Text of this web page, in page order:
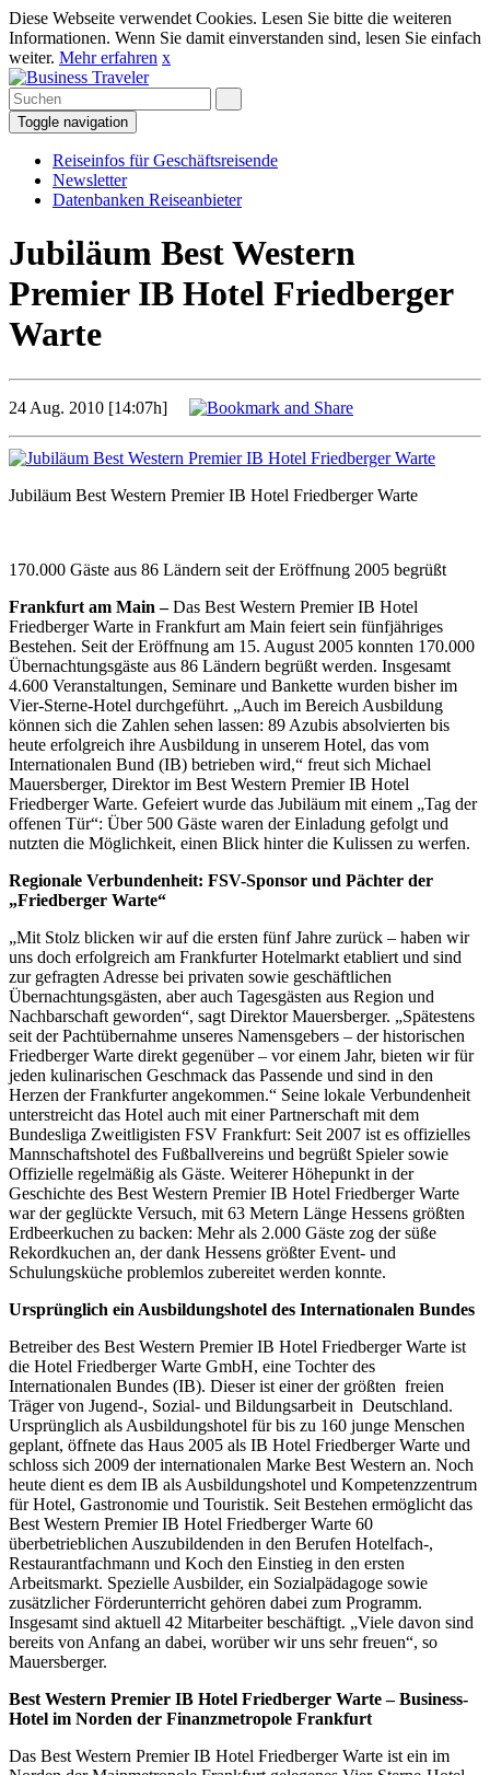
Diese Webseite verwendet Cookies. Lesen Sie bitte die weiteren
Informationen. Wenn Sie damit einverstanden sind, lesen Sie einfach
weiter. Mehr erfahren x
Toggle navigation
Reiseinfos für Geschäftsreisende
Newsletter
Datenbanken Reiseanbieter
Jubiläum Best Western
Premier IB Hotel Friedberger
Warte
24 Aug. 2010 [14:07h]
Jubiläum Best Western Premier IB Hotel Friedberger Warte
170.000 Gäste aus 86 Ländern seit der Eröffnung 2005 begrüßt
Frankfurt am Main –Das Best Western Premier IB Hotel
Friedberger Warte in Frankfurt am Main feiert sein fünfjähriges
Bestehen. Seit der Eröffnung am 15. August 2005 konnten 170.000
Übernachtungsgäste aus 86 Ländern begrüßt werden. Insgesamt
4.600 Veranstaltungen, Seminare und Bankette wurden bisher im
Vier-Sterne-Hotel durchgeführt. „Auch im Bereich Ausbildung
können sich die Zahlen sehen lassen: 89 Azubis absolvierten bis
heute erfolgreich ihre Ausbildung in unserem Hotel, das vom
Internationalen Bund (IB) betrieben wird,“ freut sich Michael
Mauersberger, Direktor im Best Western Premier IB Hotel
Friedberger Warte. Gefeiert wurde das Jubiläum mit einem „Tag der
offenen Tür“: Über 500 Gäste waren der Einladung gefolgt und
nutzten die Möglichkeit, einen Blick hinter die Kulissen zu werfen.
Regionale Verbundenheit: FSV-Sponsor und Pächter der
„Friedberger Warte“
„Mit Stolz blicken wir auf die ersten fünf Jahre zurück – haben wir
uns doch erfolgreich am Frankfurter Hotelmarkt etabliert und sind
zur gefragten Adresse bei privaten sowie geschäftlichen
Übernachtungsgästen, aber auch Tagesgästen aus Region und
Nachbarschaft geworden“, sagt Direktor Mauersberger. „Spätestens
seit der Pachtübernahme unseres Namensgebers – der historischen
Friedberger Warte direkt gegenüber – vor einem Jahr, bieten wir für
jeden kulinarischen Geschmack das Passende und sind in den
Herzen der Frankfurter angekommen.“ Seine lokale Verbundenheit
unterstreicht das Hotel auch mit einer Partnerschaft mit dem
Bundesliga Zweitligisten FSV Frankfurt: Seit 2007 ist es offizielles
Mannschaftshotel des Fußballvereins und begrüßt Spieler sowie
Offizielle regelmäßig als Gäste. Weiterer Höhepunkt in der
Geschichte des Best Western Premier IB Hotel Friedberger Warte
war der geglückte Versuch, mit 63 Metern Länge Hessens größten
Erdbeerkuchen zu backen: Mehr als 2.000 Gäste zog der süße
Rekordkuchen an, der dank Hessens größter Event- und
Schulungsküche problemlos zubereitet werden konnte.
Ursprünglich ein Ausbildungshotel des Internationalen Bundes
Betreiber des Best Western Premier IB Hotel Friedberger Warte ist
die Hotel Friedberger Warte GmbH, eine Tochter des
Internationalen Bundes (IB). Dieser ist einer der größten freien
Träger von Jugend-, Sozial- und Bildungsarbeit in Deutschland.
Ursprünglich als Ausbildungshotel für bis zu 160 junge Menschen
geplant, öffnete das Haus 2005 als IB Hotel Friedberger Warte und
schloss sich 2009 der internationalen Marke Best Western an. Noch
heute dient es dem IB als Ausbildungshotel und Kompetenzzentrum
für Hotel, Gastronomie und Touristik. Seit Bestehen ermöglicht das
Best Western Premier IB Hotel Friedberger Warte 60
überbetrieblichen Auszubildenden in den Berufen Hotelfach-,
Restaurantfachmann und Koch den Einstieg in den ersten
Arbeitsmarkt. Spezielle Ausbilder, ein Sozialpädagoge sowie
zusätzlicher Förderunterricht gehören dabei zum Programm.
Insgesamt sind aktuell 42 Mitarbeiter beschäftigt. „Viele davon sind
bereits von Anfang an dabei, worüber wir uns sehr freuen“, so
Mauersberger.
Best Western Premier IB Hotel Friedberger Warte – Business-
Hotel im Norden der Finanzmetropole Frankfurt
Das Best Western Premier IB Hotel Friedberger Warte ist ein im